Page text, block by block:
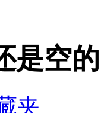
是空的
夹